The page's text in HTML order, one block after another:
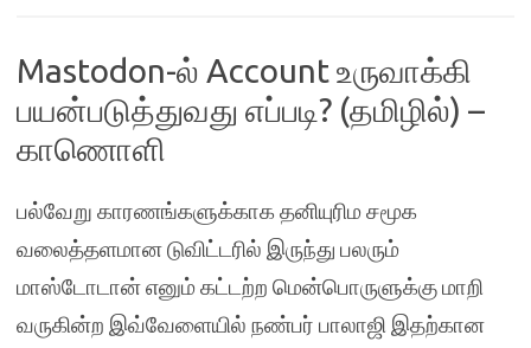
Mastodon-ல் Account உருவாக்கி
பயன்படுத்துவது எப்படி? (தமிழில்) –
காணொளி
பல்வேறு காரணங்களுக்காக தனியுரிம சமூக
வலைத்தளமான டுவிட்டரில் இருந்து பலரும்
மாஸ்டோடான் எனும் கட்டற்ற மென்பொருளுக்கு மாறி
வருகின்ற இவ்வேளையில் நண்பர் பாலாஜி இதற்கான